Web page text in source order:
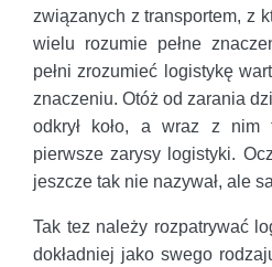
związanych z transportem, z
wielu rozumie pełne
pełni zrozumieć logistykę
znaczeniu. Otóż od zarania
odkrył koło, a wraz z nim
pierwsze zarysy logistyki.
jeszcze tak nie nazywał, ale
Tak tez należy rozpatrywać
dokładniej jako swego